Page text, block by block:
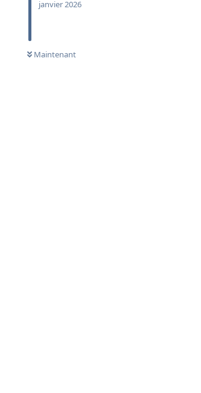
janvier 2026
Maintenant